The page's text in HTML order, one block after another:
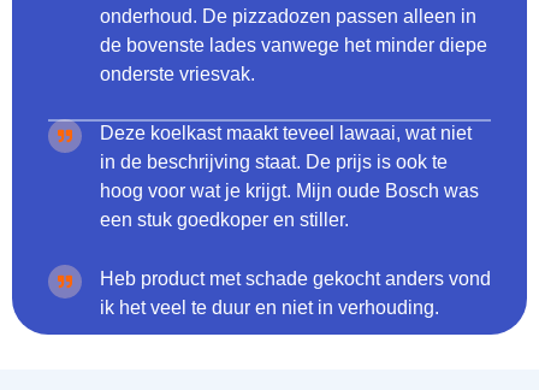
onderhoud. De pizzadozen passen alleen in
de bovenste lades vanwege het minder diepe
onderste vriesvak.
Deze koelkast maakt teveel lawaai, wat niet
in de beschrijving staat. De prijs is ook te
hoog voor wat je krijgt. Mijn oude Bosch was
een stuk goedkoper en stiller.
Heb product met schade gekocht anders vond
ik het veel te duur en niet in verhouding.